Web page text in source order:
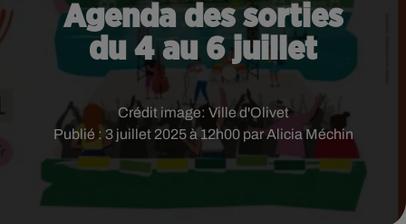
Agenda des sorties
du 4 au 6 juillet
Publié : 3 juillet 2025 à 12h00 par Alicia Méchin
Crédit image: Ville d'Olivet